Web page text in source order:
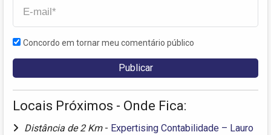
Concordo em tornar meu comentário público
Locais Próximos - Onde Fica:
Distância de 2 Km - Expertising Contabilidade – Lauro